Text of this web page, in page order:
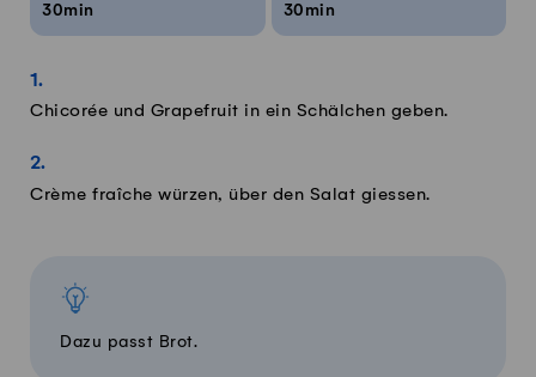
30min
30min
Chicorée und Grapefruit in ein Schälchen geben.
Crème fraîche würzen, über den Salat giessen.
Dazu passt Brot.